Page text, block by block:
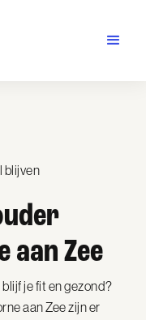
blijven
aan Zee
je fit en gezond?
aan Zee zijn er